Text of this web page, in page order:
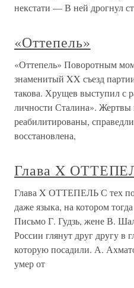
некстати — В ней дрогнул
«Оттепель»
«Оттепель» Поворотным
знаменитый XX съезд
такова. Хрущев выступил с
личности Сталина». Жертвы
реабилитированы,
восстановлена,
Глава X
Глава X ОТТЕПЕЛЬ С тех
даже языка, на котором
Письмо Г. Гудзь, жене В.
России глянут друг другу в
которую посадили. А.
умер от